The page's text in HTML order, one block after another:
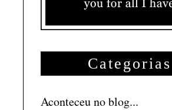
Categorias
Aconteceu no blog...